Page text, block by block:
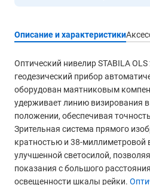
Описание и характеристики
Оптический нивелир STABILA
геодезический прибор
оборудован маятниковым
удерживает линию визирования
положении, обеспечивая
Зрительная система прямого
кратностью и 38-миллиметровой
улучшенной светосилой,
показания с большого
освещенности шкалы рейки.